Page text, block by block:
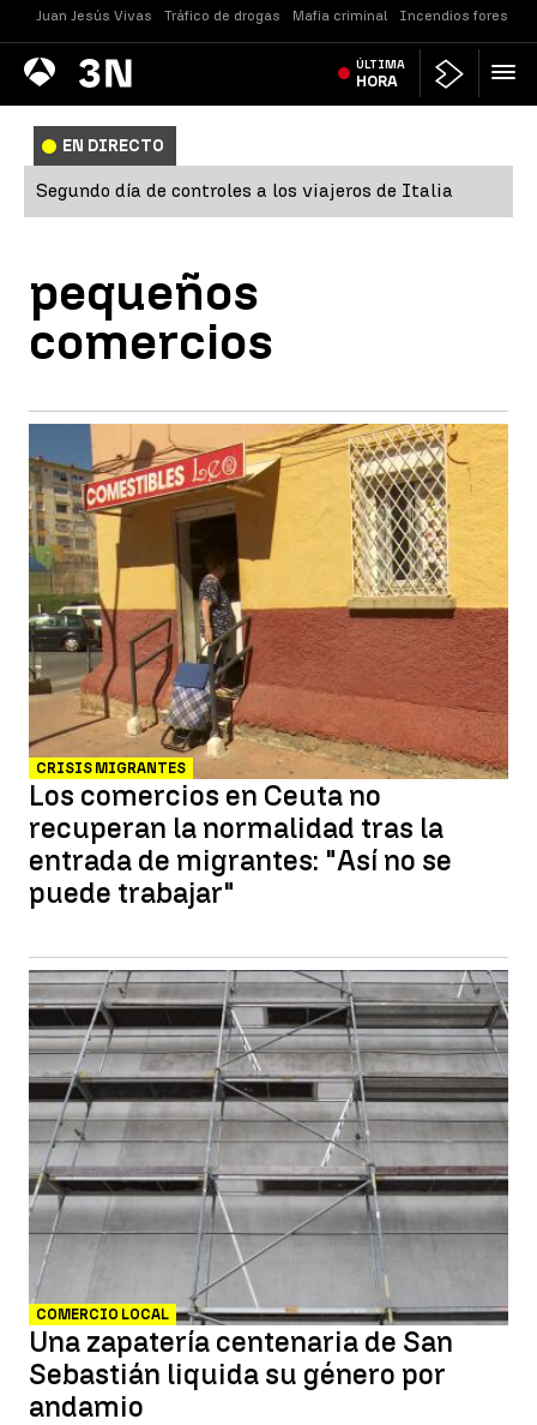
Juan Jesús Vivas Tráfico de drogas Mafia criminal Incendios
Antena
3 Noticias ÚLTIMA
HORA
EN DIRECTO
Segundo día de controles a los viajeros de Italia
pequeños
comercios
CRISIS MIGRANTES
Los comercios en Ceuta no
recuperan la normalidad tras la
entrada de migrantes: "Así no se
puede trabajar"
COMERCIO LOCAL
Una zapatería centenaria de San
Sebastián liquida su género por
andamio